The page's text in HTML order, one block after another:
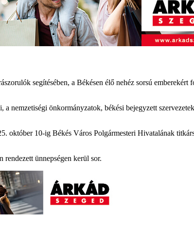
segítésében, a Békésen élő nehéz sorsú
nemzetiségi önkormányzatok, békési bejegyzett
október 10-ig Békés Város Polgármesteri Hivatalának
ünnepségen kerül sor.